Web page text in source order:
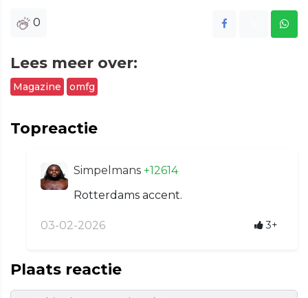
0
Lees meer over:
Magazine omfg
Topreactie
Simpelmans +12614
Rotterdams accent.
03-02-2026 3+
Plaats reactie